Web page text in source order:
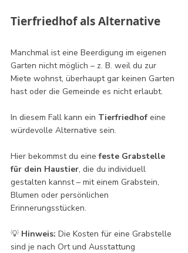
Tierfriedhof als Alternative
Manchmal ist eine Beerdigung im eigenen
Garten nicht möglich – z. B. weil du zur
Miete wohnst, überhaupt gar keinen Garten
hast oder die Gemeinde es nicht erlaubt.
In diesem Fall kann ein Tierfriedhof eine
würdevolle Alternative sein.
Hier bekommst du eine feste Grabstelle
für dein Haustier, die du individuell
gestalten kannst – mit einem Grabstein,
Blumen oder persönlichen
Erinnerungsstücken.
💡 Hinweis: Die Kosten für eine Grabstelle
sind je nach Ort und Ausstattung